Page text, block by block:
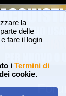
la
delle
fare il login
i Termini di
cookie.